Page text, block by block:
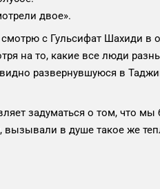
двое».
смотрю с Гульсифат Шахиди в
на то, какие все люди
развернувшуюся в
задуматься о том, что
вызывали в душе такое же